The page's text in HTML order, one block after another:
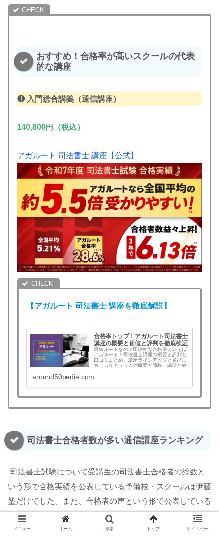
おすすめ！合格率が高いスクールの代表
的な講座
❶ 入門総合講義（通信講座）
140,800円（税込）
アガルート 司法書士 講座【公式】
【アガルート 司法書士 講座を徹底解説】
合格率トップ！アガルート司法書士
講座の概要と価値と評判を徹底検証
最短ルートなのに圧倒的な合格率といえば
アガルート！司法書士講座の概要と評判と
口コミまとめ。講座ラインアップと選び
方、カリキュラムの概要と価格、講師と教
きます。
around50pedia.com
司法書士合格者数が多い通信講座ランキング
司法書士試験について受講生の司法書士合格者の総数と
いう形で合格実績を公表している予備校・スクールは伊藤
塾だけでした。また、合格者の声という形で公表している
スクール・講座がいくつかありますので暫定ランキングと
して比較します。（2026年3月現在）
メニュー ホーム 検索 トップ サイドバー